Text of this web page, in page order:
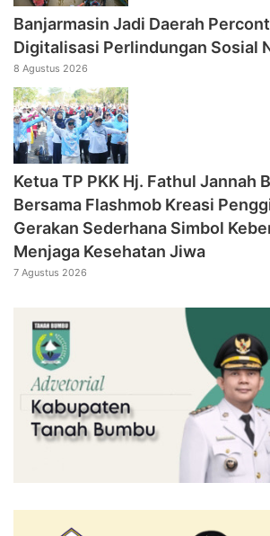
Banjarmasin Jadi Daerah
Digitalisasi Perlindungan Sosial
8 Agustus 2026
‎Ketua TP PKK Hj. Fathul Jannah
Bersama Flashmob Kreasi
Gerakan Sederhana Simbol
Menjaga Kesehatan Jiwa
7 Agustus 2026